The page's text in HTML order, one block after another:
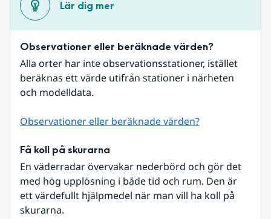
Lär dig mer
Observationer eller beräknade värden?
Alla orter har inte observationsstationer, istället
beräknas ett värde utifrån stationer i närheten
och modelldata.
Observationer eller beräknade värden?
Få koll på skurarna
En väderradar övervakar nederbörd och gör det
med hög upplösning i både tid och rum. Den är
ett värdefullt hjälpmedel när man vill ha koll på
skurarna.